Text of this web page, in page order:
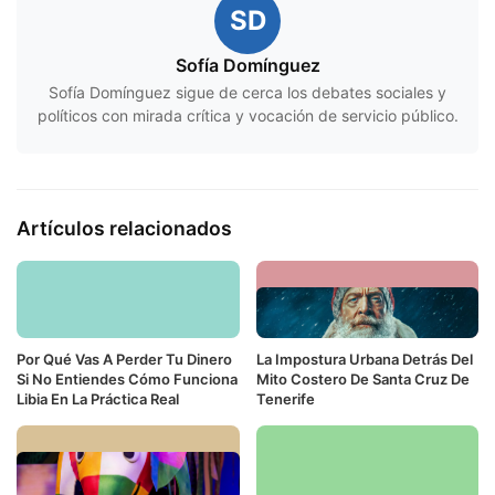
SD
Sofía Domínguez
Sofía Domínguez sigue de cerca los debates sociales y
políticos con mirada crítica y vocación de servicio público.
Artículos relacionados
Por Qué Vas A Perder Tu Dinero
Si No Entiendes Cómo Funciona
Libia En La Práctica Real
La Impostura Urbana Detrás Del
Mito Costero De Santa Cruz De
Tenerife